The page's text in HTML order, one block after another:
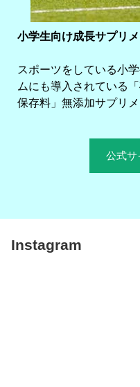
小学生向け成長サプリメ
スポーツをしている小
ムにも導入されている
保存料」無添加サプリ
公式サ
Instagram